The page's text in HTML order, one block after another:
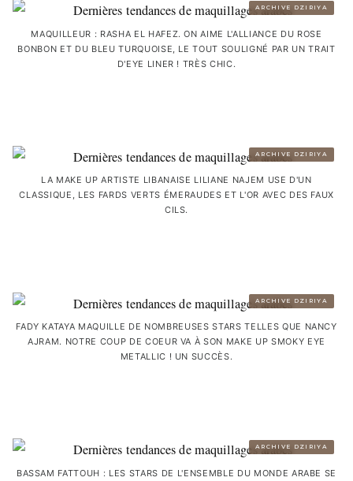
ARCHIVE DZIRIYA
MAQUILLEUR : RASHA EL HAFEZ. ON AIME L'ALLIANCE DU ROSE
BONBON ET DU BLEU TURQUOISE, LE TOUT SOULIGNÉ PAR UN TRAIT
D'EYE LINER ! TRÈS CHIC.
ARCHIVE DZIRIYA
LA MAKE UP ARTISTE LIBANAISE LILIANE NAJEM USE D'UN
CLASSIQUE, LES FARDS VERTS ÉMERAUDES ET L'OR AVEC DES FAUX
CILS.
ARCHIVE DZIRIYA
FADY KATAYA MAQUILLE DE NOMBREUSES STARS TELLES QUE NANCY
AJRAM. NOTRE COUP DE COEUR VA À SON MAKE UP SMOKY EYE
METALLIC ! UN SUCCÈS.
ARCHIVE DZIRIYA
BASSAM FATTOUH : LES STARS DE L'ENSEMBLE DU MONDE ARABE SE